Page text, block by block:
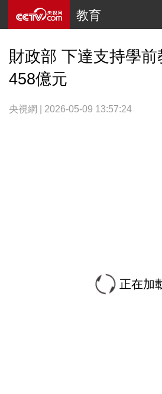
教育
財政部 下達支持學
458億元
央視網 | 2026-05-09 13:57:24
正在加